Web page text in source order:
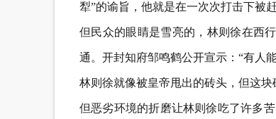
犁”的谕旨，他就是在一次次打击下被
但民众的眼睛是雪亮的，林则徐在西
通。开封知府邹鸣鹤公开宣示：“有人
林则徐就像被皇帝甩出的砖头，但这
但恶劣环境的折磨让林则徐吃了许多